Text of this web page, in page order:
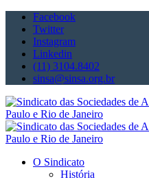
Facebook
Twitter
Instagram
Linkedin
(11) 3104.8402
sinsa@sinsa.org.br
O Sindicato
História